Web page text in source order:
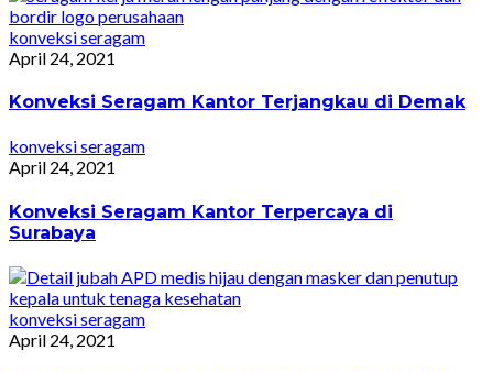
konveksi seragam
April 24, 2021
Konveksi Seragam Kantor Terjangkau di Demak
konveksi seragam
April 24, 2021
Konveksi Seragam Kantor Terpercaya di
Surabaya
konveksi seragam
April 24, 2021